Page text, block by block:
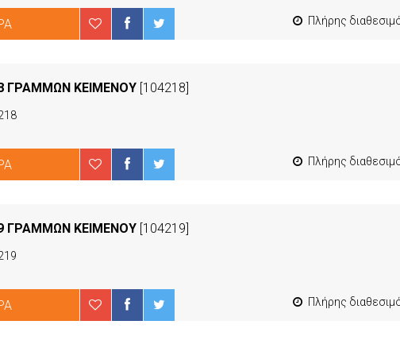
Πλήρης
ΓΡΑΜΜΩΝ ΚΕΙΜΕΝΟΥ[104218]
Πλήρης
ΓΡΑΜΜΩΝ ΚΕΙΜΕΝΟΥ[104219]
Πλήρης